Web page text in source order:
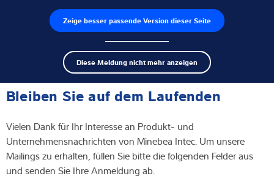
Zeige besser passende Version dieser Seite
Diese Meldung nicht mehr anzeigen
Produktfinder Jobs
Search
term
Wägeelektroniken
Inspektionslösungen
Software
Abonnieren Sie unsere Newsletter -
Bleiben Sie auf dem Laufenden
Vielen Dank für Ihr Interesse an Produkt- und
Unternehmensnachrichten von Minebea Intec. Um unsere
Mailings zu erhalten, füllen Sie bitte die folgenden Felder aus
und senden Sie Ihre Anmeldung ab.